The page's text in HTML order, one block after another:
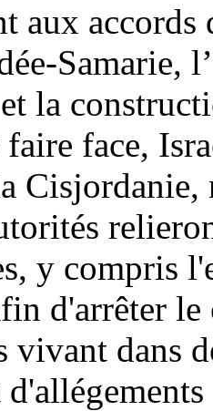
aux accords
Samarie,
la
face,
y compris
d'arrêter
vivant dans